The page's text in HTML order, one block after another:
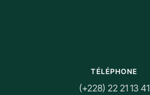
TÉLÉPHONE
(+228) 22 21 13 41